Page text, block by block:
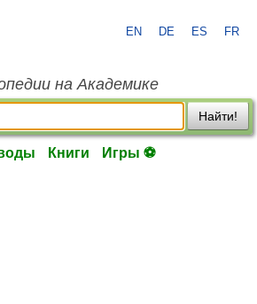
EN DE ES FR
на Академике
Найти!
Книги Игры ⚽